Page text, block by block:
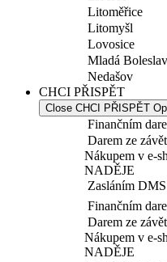
Litoměřice
Litomyšl
Lovosice
Mladá Boleslav
Nedašov
CHCI PŘISPĚT
Close CHCI PŘISPĚT
Finančním
Darem ze
Nákupem v e-
NADĚJE
Zasláním DMS
Finančním
Darem ze
Nákupem v e-
NADĚJE